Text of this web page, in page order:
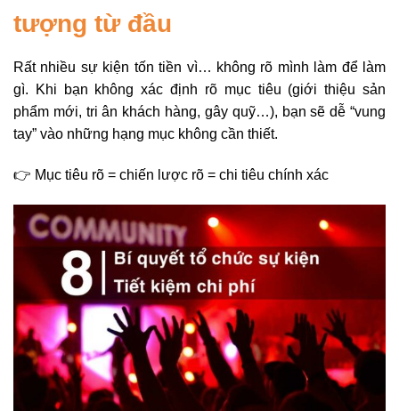
tượng từ đầu
Rất nhiều sự kiện tốn tiền vì… không rõ mình làm để làm
gì. Khi bạn không xác định rõ mục tiêu (giới thiệu sản
phẩm mới, tri ân khách hàng, gây quỹ…), bạn sẽ dễ “vung
tay” vào những hạng mục không cần thiết.
👉 Mục tiêu rõ = chiến lược rõ = chi tiêu chính xác